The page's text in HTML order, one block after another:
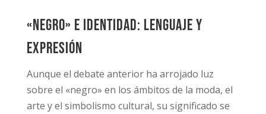
«Negro» e Identidad: Lenguaje y
Expresión
Aunque el debate anterior ha arrojado luz
sobre el «negro» en los ámbitos de la moda, el
arte y el simbolismo cultural, su significado se